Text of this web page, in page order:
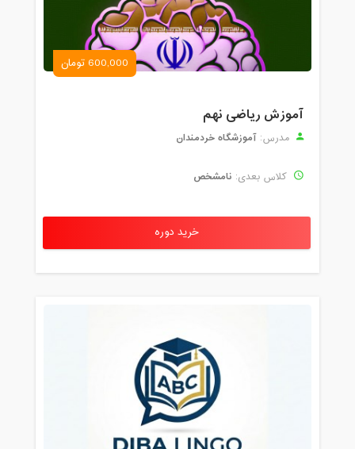
600,000 تومان
آموزش ریاضی نهم
مدرس: آموزشگاه خردمندان
کلاس بعدی: نامشخص
خرید دوره